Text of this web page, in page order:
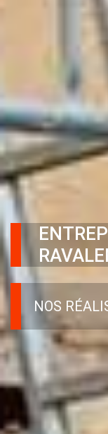
NOS